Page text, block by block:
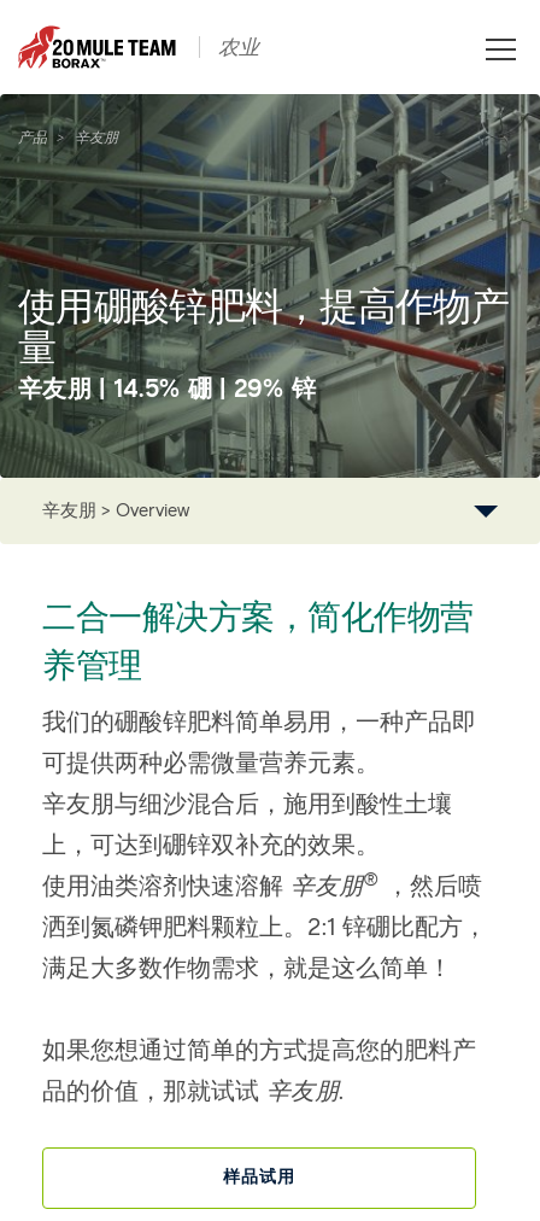
产品 > 辛友朋
使用硼酸锌肥料，提高作物产
量
辛友朋 | 14.5% 硼 | 29% 锌
辛友朋 > Overview
肥料生产
技术细节
二合一解决方案，简化作物营
养管理
我们的硼酸锌肥料简单易用，一种产品即
可提供两种必需微量营养元素。
辛友朋与细沙混合后，施用到酸性土壤
上，可达到硼锌双补充的效果。
使用油类溶剂快速溶解 辛友朋®
，然后喷
洒到氮磷钾肥料颗粒上。2:1 锌硼比配方，
满足大多数作物需求，就是这么简单！
如果您想通过简单的方式提高您的肥料产
品的价值，那就试试 辛友朋.
样品试用
农业
Toggle